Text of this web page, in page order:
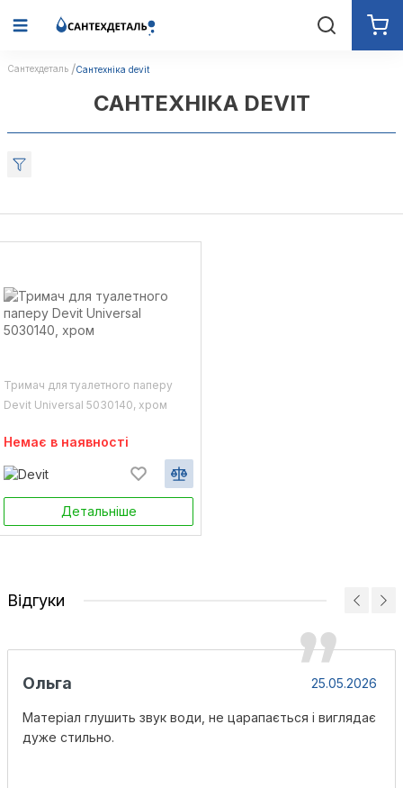
Сантехдеталь Сантехніка devit
САНТЕХНІКА DEVIT
Тримач для туалетного паперу
Devit Universal 5030140, хром
Немає в наявності
Детальніше
Відгуки
Ольга 25.05.2026
Матеріал глушить звук води, не царапається і виглядає
дуже стильно.